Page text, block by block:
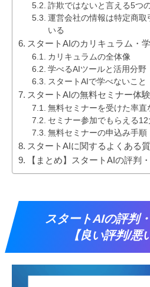
詐欺ではないと言える5つ
運営会社の情報は特定商取
いる
スタートAIのカリキュラム・
カリキュラムの全体像
学べるAIツールと活用分野
スタートAIで学べないこと
スタートAIの無料セミナー体
無料セミナーを受けた率直
セミナー参加でもらえる12
無料セミナーの申込み手順
スタートAIに関するよくある
【まとめ】スタートAIの評判
スタートAIの評判
【良い評判/悪